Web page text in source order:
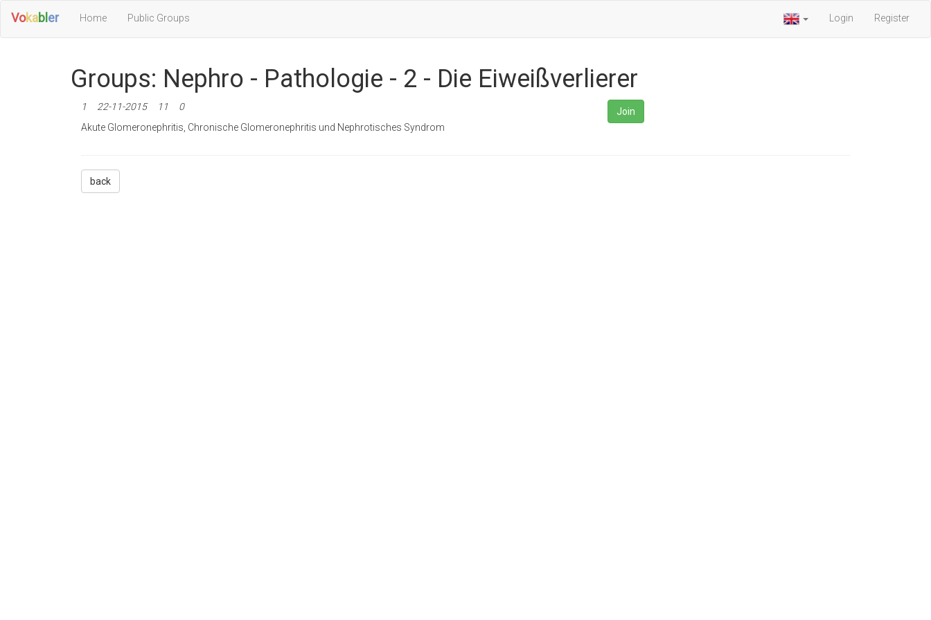
Vokabl er Home Public Groups Login Register
Groups: Nephro - Pathologie - 2 - Die Eiweißverlierer
1 22-11-2015 11
0
Akute Glomeronephritis, Chronische Glomeronephritis und Nephrotisches Syndrom
Join
back